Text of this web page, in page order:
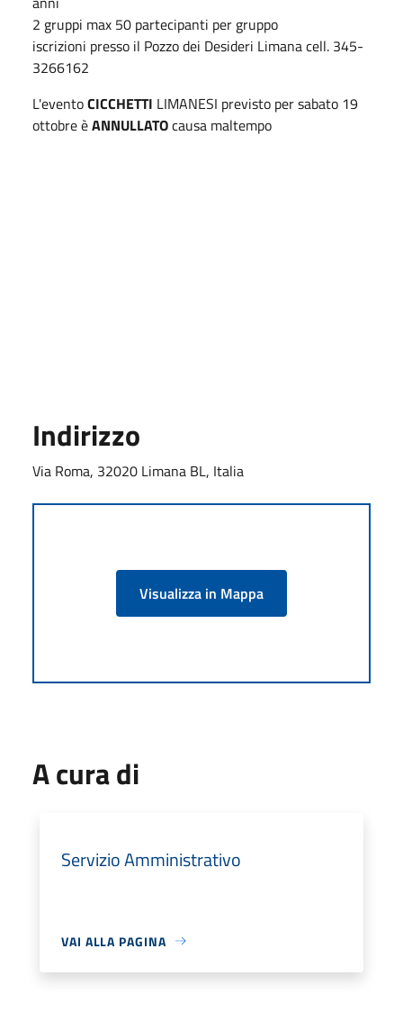
2 gruppi max 50 partecipanti per gruppo
iscrizioni presso il Pozzo dei Desideri Limana cell. 345-
3266162
L'eventoCICCHETTI LIMANESI previsto per sabato 19
ottobre èANNULLATOcausa maltempo
Indirizzo
Via Roma, 32020 Limana BL, Italia
Visualizza in Mappa
A cura di
Servizio Amministrativo
VAI ALLA PAGINA